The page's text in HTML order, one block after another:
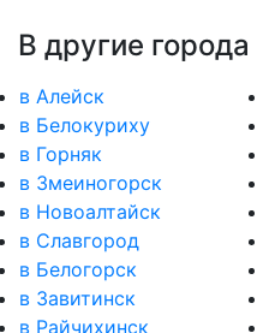
В другие города
в Алейск
в Белокуриху
в Горняк
в Змеиногорск
в Новоалтайск
в Славгород
в Белогорск
в Завитинск
в Райчихинск